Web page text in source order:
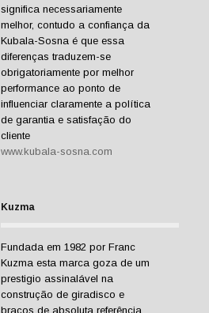
significa necessariamente
melhor, contudo a confiança da
Kubala-Sosna é que essa
diferenças traduzem-se
obrigatoriamente por melhor
performance ao ponto de
influenciar claramente a política
de garantia e satisfação do
cliente
www.kubala-sosna.com
Kuzma
Fundada em 1982 por Franc
Kuzma esta marca goza de um
prestigio assinalável na
construção de giradisco e
braços de absoluta referência.